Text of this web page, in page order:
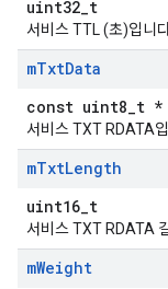
uint32_t
서비스 TTL (초)입니
mTxtData
const uint8_t *
서비스 TXT RDATA
mTxtLength
uint16_t
서비스 TXT RDATA
mWeight